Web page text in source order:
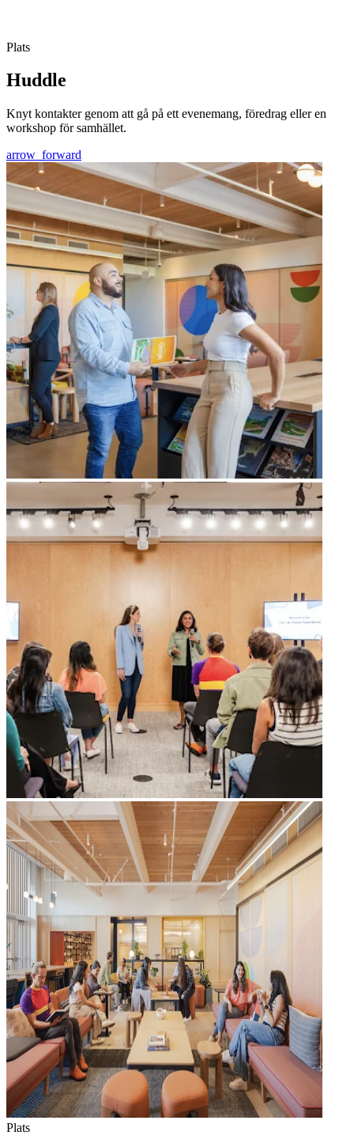
Plats
Huddle
Knyt kontakter genom att gå på ett evenemang, föredrag eller en
workshop för samhället.
arrow_forward
Plats